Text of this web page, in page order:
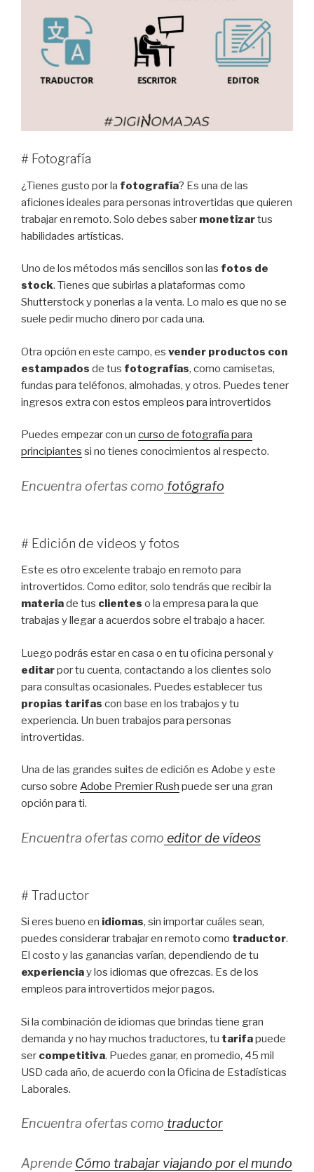
# Fotografía
¿Tienes gusto por la fotografía? Es una de las
aficiones ideales para personas introvertidas que quieren
trabajar en remoto. Solo debes saber monetizartus
habilidades artísticas.
Uno de los métodos más sencillos son las fotos de
stock. Tienes que subirlas a plataformas como
Shutterstock y ponerlas a la venta. Lo malo es que no se
suele pedir mucho dinero por cada una.
Otra opción en este campo, es vender productos con
estampados de tus fotografías, como camisetas,
fundas para teléfonos, almohadas, y otros. Puedes tener
ingresos extra con estos empleos para introvertidos
Puedes empezar con un curso de fotografía para
principiantes si no tienes conocimientos al respecto.
Encuentra ofertas como fotógrafo
# Edición de videos y fotos
Este es otro excelente trabajo en remoto para
introvertidos. Como editor, solo tendrás que recibir la
materiade tus clientes o la empresa para la que
trabajas y llegar a acuerdos sobre el trabajo a hacer.
Luego podrás estar en casa o en tu oficina personal y
editarpor tu cuenta, contactando a los clientes solo
para consultas ocasionales. Puedes establecer tus
propias tarifas con base en los trabajos y tu
experiencia. Un buen trabajos para personas
introvertidas.
Una de las grandes suites de edición es Adobe y este
curso sobre Adobe Premier Rush puede ser una gran
opción para ti.
Encuentra ofertas como editor de vídeos
# Traductor
Si eres bueno en idiomas, sin importar cuáles sean,
puedes considerar trabajar en remoto como traductor.
El costo y las ganancias varían, dependiendo de tu
experienciay los idiomas que ofrezcas. Es de los
empleos para introvertidos mejor pagos.
Si la combinación de idiomas que brindas tiene gran
demanda y no hay muchos traductores, tu tarifapuede
ser competitiva. Puedes ganar, en promedio, 45 mil
USD cada año, de acuerdo con la Oficina de Estadísticas
Laborales.
Encuentra ofertas como traductor
Aprende Cómo trabajar viajando por el mundo